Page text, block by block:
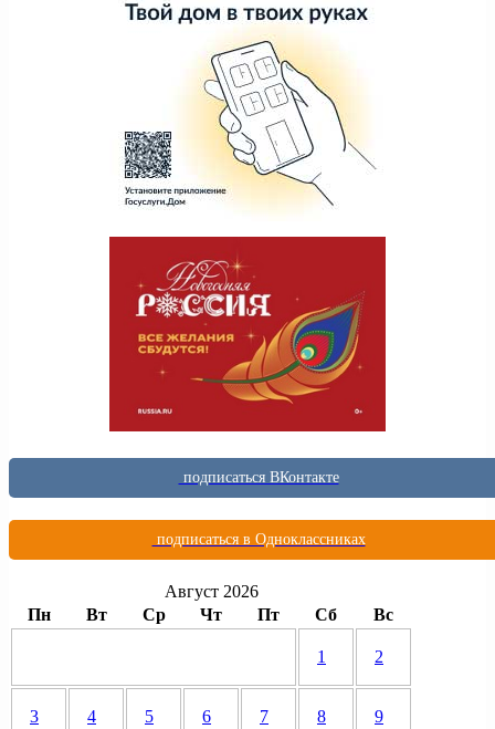
подписаться ВКонтакте
подписаться в Одноклассниках
Август 2026
Пн
Вт Ср Чт Пт Сб Вс
1 2
3 4 5 6 7 8 9